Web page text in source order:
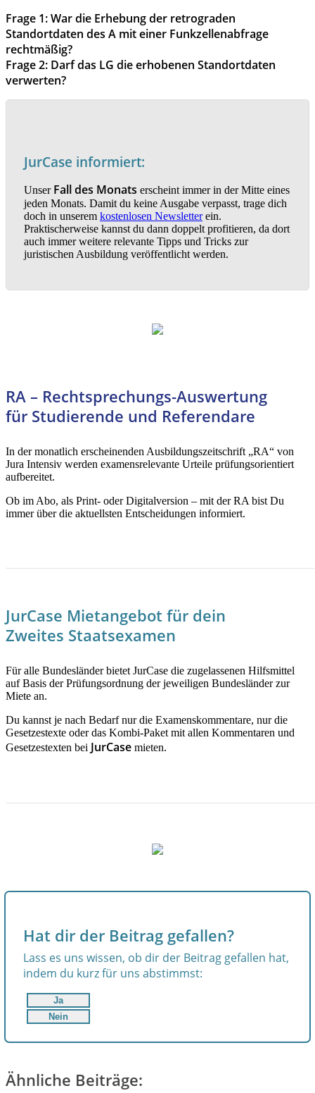
Frage 1: War die Erhebung der retrograden
Standortdaten des A mit einer Funkzellenabfrage
rechtmäßig?
Frage 2: Darf das LG die erhobenen Standortdaten
verwerten?
JurCase informiert:
Unser Falldes Monats erscheint immer in der Mitte eines
jeden Monats. Damit du keine Ausgabe verpasst, trage dich
doch in unserem kostenlosen Newsletterein.
Praktischerweise kannst du dann doppelt profitieren, da dort
auch immer weitere relevante Tipps und Tricks zur
juristischen Ausbildung veröffentlicht werden.
RA – Rechtsprechungs-Auswertung
für Studierende und Referendare
In der monatlich erscheinenden Ausbildungszeitschrift „RA“ von
Jura Intensiv werden examensrelevante Urteile prüfungsorientiert
aufbereitet.
Ob im Abo, als Print- oder Digitalversion – mit der RA bist Du
immer über die aktuellsten Entscheidungen informiert.
JurCase Mietangebot für dein
Zweites Staatsexamen
Für alle Bundesländer bietet JurCase die zugelassenen Hilfsmittel
auf Basis der Prüfungsordnung der jeweiligen Bundesländer zur
Miete an.
Du kannst je nach Bedarf nur die Examenskommentare, nur die
Gesetzestexte oder das Kombi-Paket mit allen Kommentaren und
Gesetzestexten bei JurCase mieten.
Hat dir der Beitrag gefallen?
Lass es uns wissen, ob dir der Beitrag gefallen hat,
indem du kurz für uns abstimmst:
Ja
Nein
Ähnliche Beiträge: